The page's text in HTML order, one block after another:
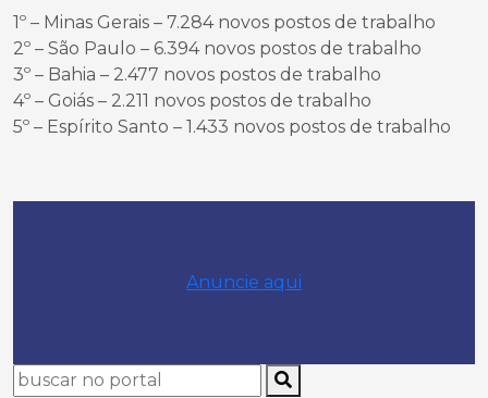
1º – Minas Gerais – 7.284 novos postos de trabalho
2º – São Paulo – 6.394 novos postos de trabalho
3º – Bahia – 2.477 novos postos de trabalho
4º – Goiás – 2.211 novos postos de trabalho
5º – Espírito Santo – 1.433 novos postos de trabalho
Anuncie aqui